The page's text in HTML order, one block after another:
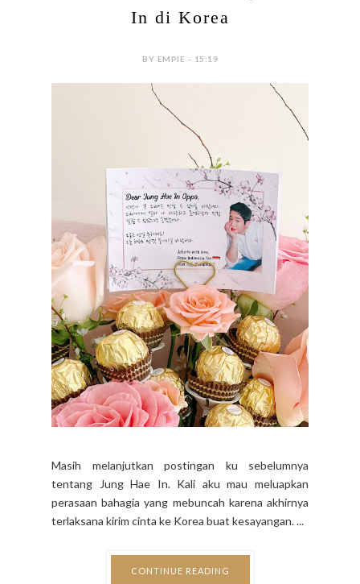
In di Korea
BY EMPIE - 15:19
Masih melanjutkan postingan ku sebelumnya
tentang Jung Hae In. Kali aku mau meluapkan
perasaan bahagia yang mebuncah karena akhirnya
terlaksana kirim cinta ke Korea buat kesayangan. ...
CONTINUE READING